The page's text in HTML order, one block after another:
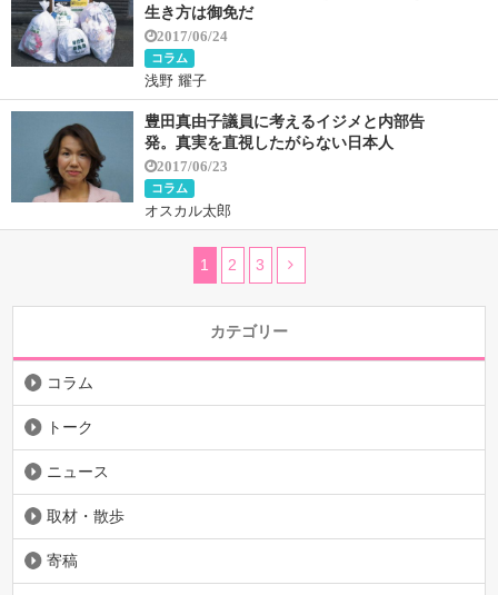
生き方は御免だ
2017/06/24
コラム
浅野 耀子
豊田真由子議員に考えるイジメと内部告
発。真実を直視したがらない日本人
2017/06/23
コラム
オスカル太郎
1 2 3
カテゴリー
コラム
トーク
ニュース
取材・散歩
寄稿